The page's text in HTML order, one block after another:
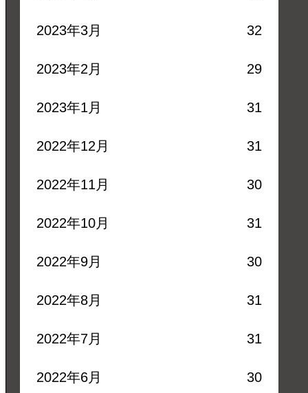
2023年3月 32
2023年2月 29
2023年1月 31
2022年12月 31
2022年11月 30
2022年10月 31
2022年9月 30
2022年8月 31
2022年7月 31
2022年6月 30